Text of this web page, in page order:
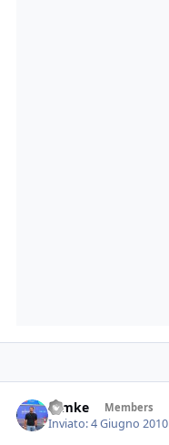
ramke Members
Inviato:4 Giugno 2010